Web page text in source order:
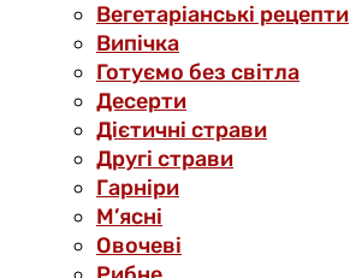
Вегетаріанські рецепти
Випічка
Готуємо без світла
Десерти
Дієтичні страви
Другі страви
Гарніри
М’ясні
Овочеві